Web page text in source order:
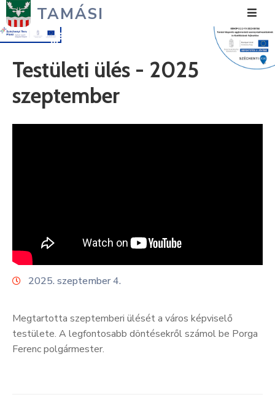
TAMÁSI
Önkormányzat
Fejlesztések
Média
Keresés
Testületi ülés - 2025
szeptember
2025. szeptember 4.
Megtartotta szeptemberi ülését a város képviselő
testülete. A legfontosabb döntésekről számol be Porga
Ferenc polgármester.